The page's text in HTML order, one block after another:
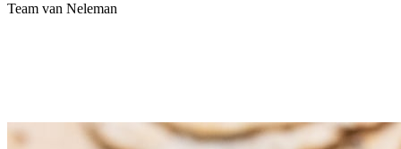
Team van Neleman